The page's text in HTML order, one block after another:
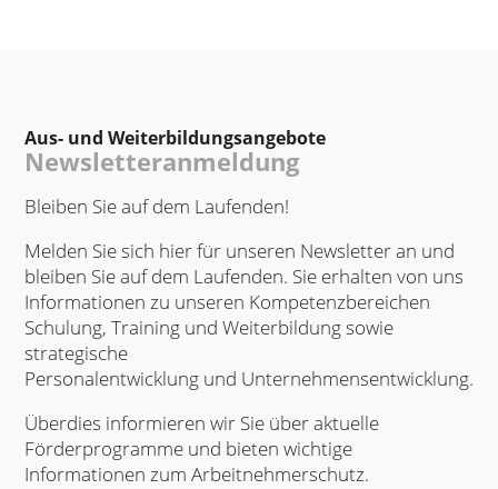
Aus- und Weiterbildungsangebote
Newsletteranmeldung
Bleiben Sie auf dem Laufenden!
Melden Sie sich hier für unseren Newsletter an und
bleiben Sie auf dem Laufenden. Sie erhalten von uns
Informationen zu unseren Kompetenzbereichen
Schulung, Training und Weiterbildung sowie
strategische
Personalentwicklung und Unternehmensentwicklung.
Überdies informieren wir Sie über aktuelle
Förderprogramme und bieten wichtige
Informationen zum Arbeitnehmerschutz.